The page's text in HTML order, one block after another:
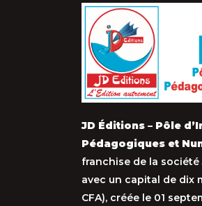
JD Éditions – Pôle
Pédagogiques et
franchise de la société
avec un capital de dix
CFA), créée le 01